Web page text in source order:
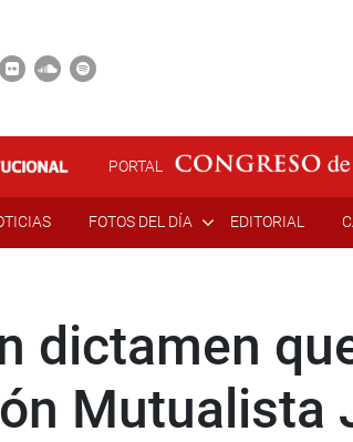
PORTAL
FOTOS DEL DÍA EDITORIAL
dictamen
Mutualista